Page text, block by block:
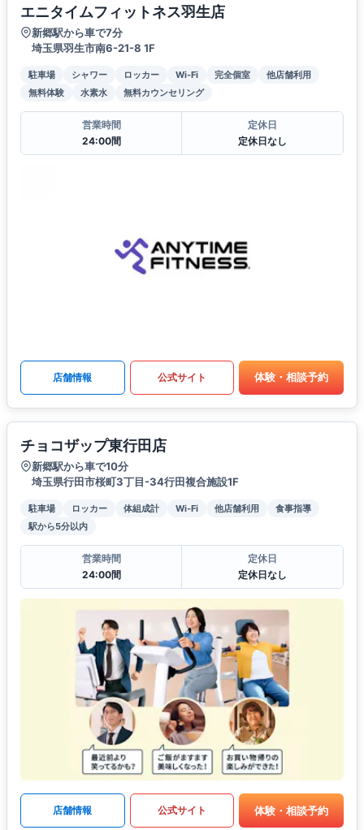
エニタイムフィットネス羽生店
新郷駅から車で7分
埼玉県羽生市南6-21-8 1F
駐車場 シャワー ロッカー Wi-Fi 完全個室
他店舗利用
無料体験
水素水 無料カウンセリング
営業時間
24:00間
定休日
定休日なし
店舗情報 公式サイト 体験・相談予約
チョコザップ東行田店
新郷駅から車で10分
埼玉県行田市桜町3丁目-34行田複合施設1F
駐車場 ロッカー 体組成計 Wi-Fi 他店舗利用
食事指導
駅から5分以内
営業時間
24:00間
定休日
定休日なし
店舗情報 公式サイト 体験・相談予約